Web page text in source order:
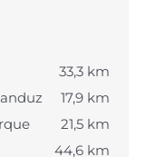
33,3 km
17,9 km
21,5 km
44,6 km